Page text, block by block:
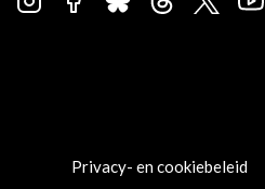
Privacy- en cookiebeleid